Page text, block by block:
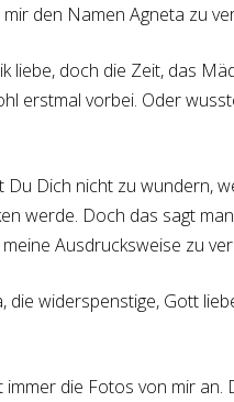
den Namen Agneta zu
liebe, doch die Zeit, das
erstmal vorbei. Oder
Dich nicht zu wundern,
werde. Doch das sagt
Ausdrucksweise zu
die widerspenstige, Gott
immer die Fotos von mir an.